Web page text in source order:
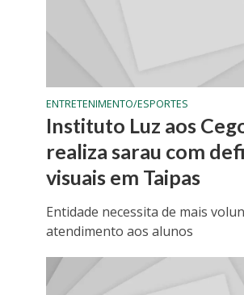
ENTRETENIMENTO/ESPORTES
Instituto Luz aos
realiza sarau com
visuais em Taipas
Entidade necessita de mais
atendimento aos alunos